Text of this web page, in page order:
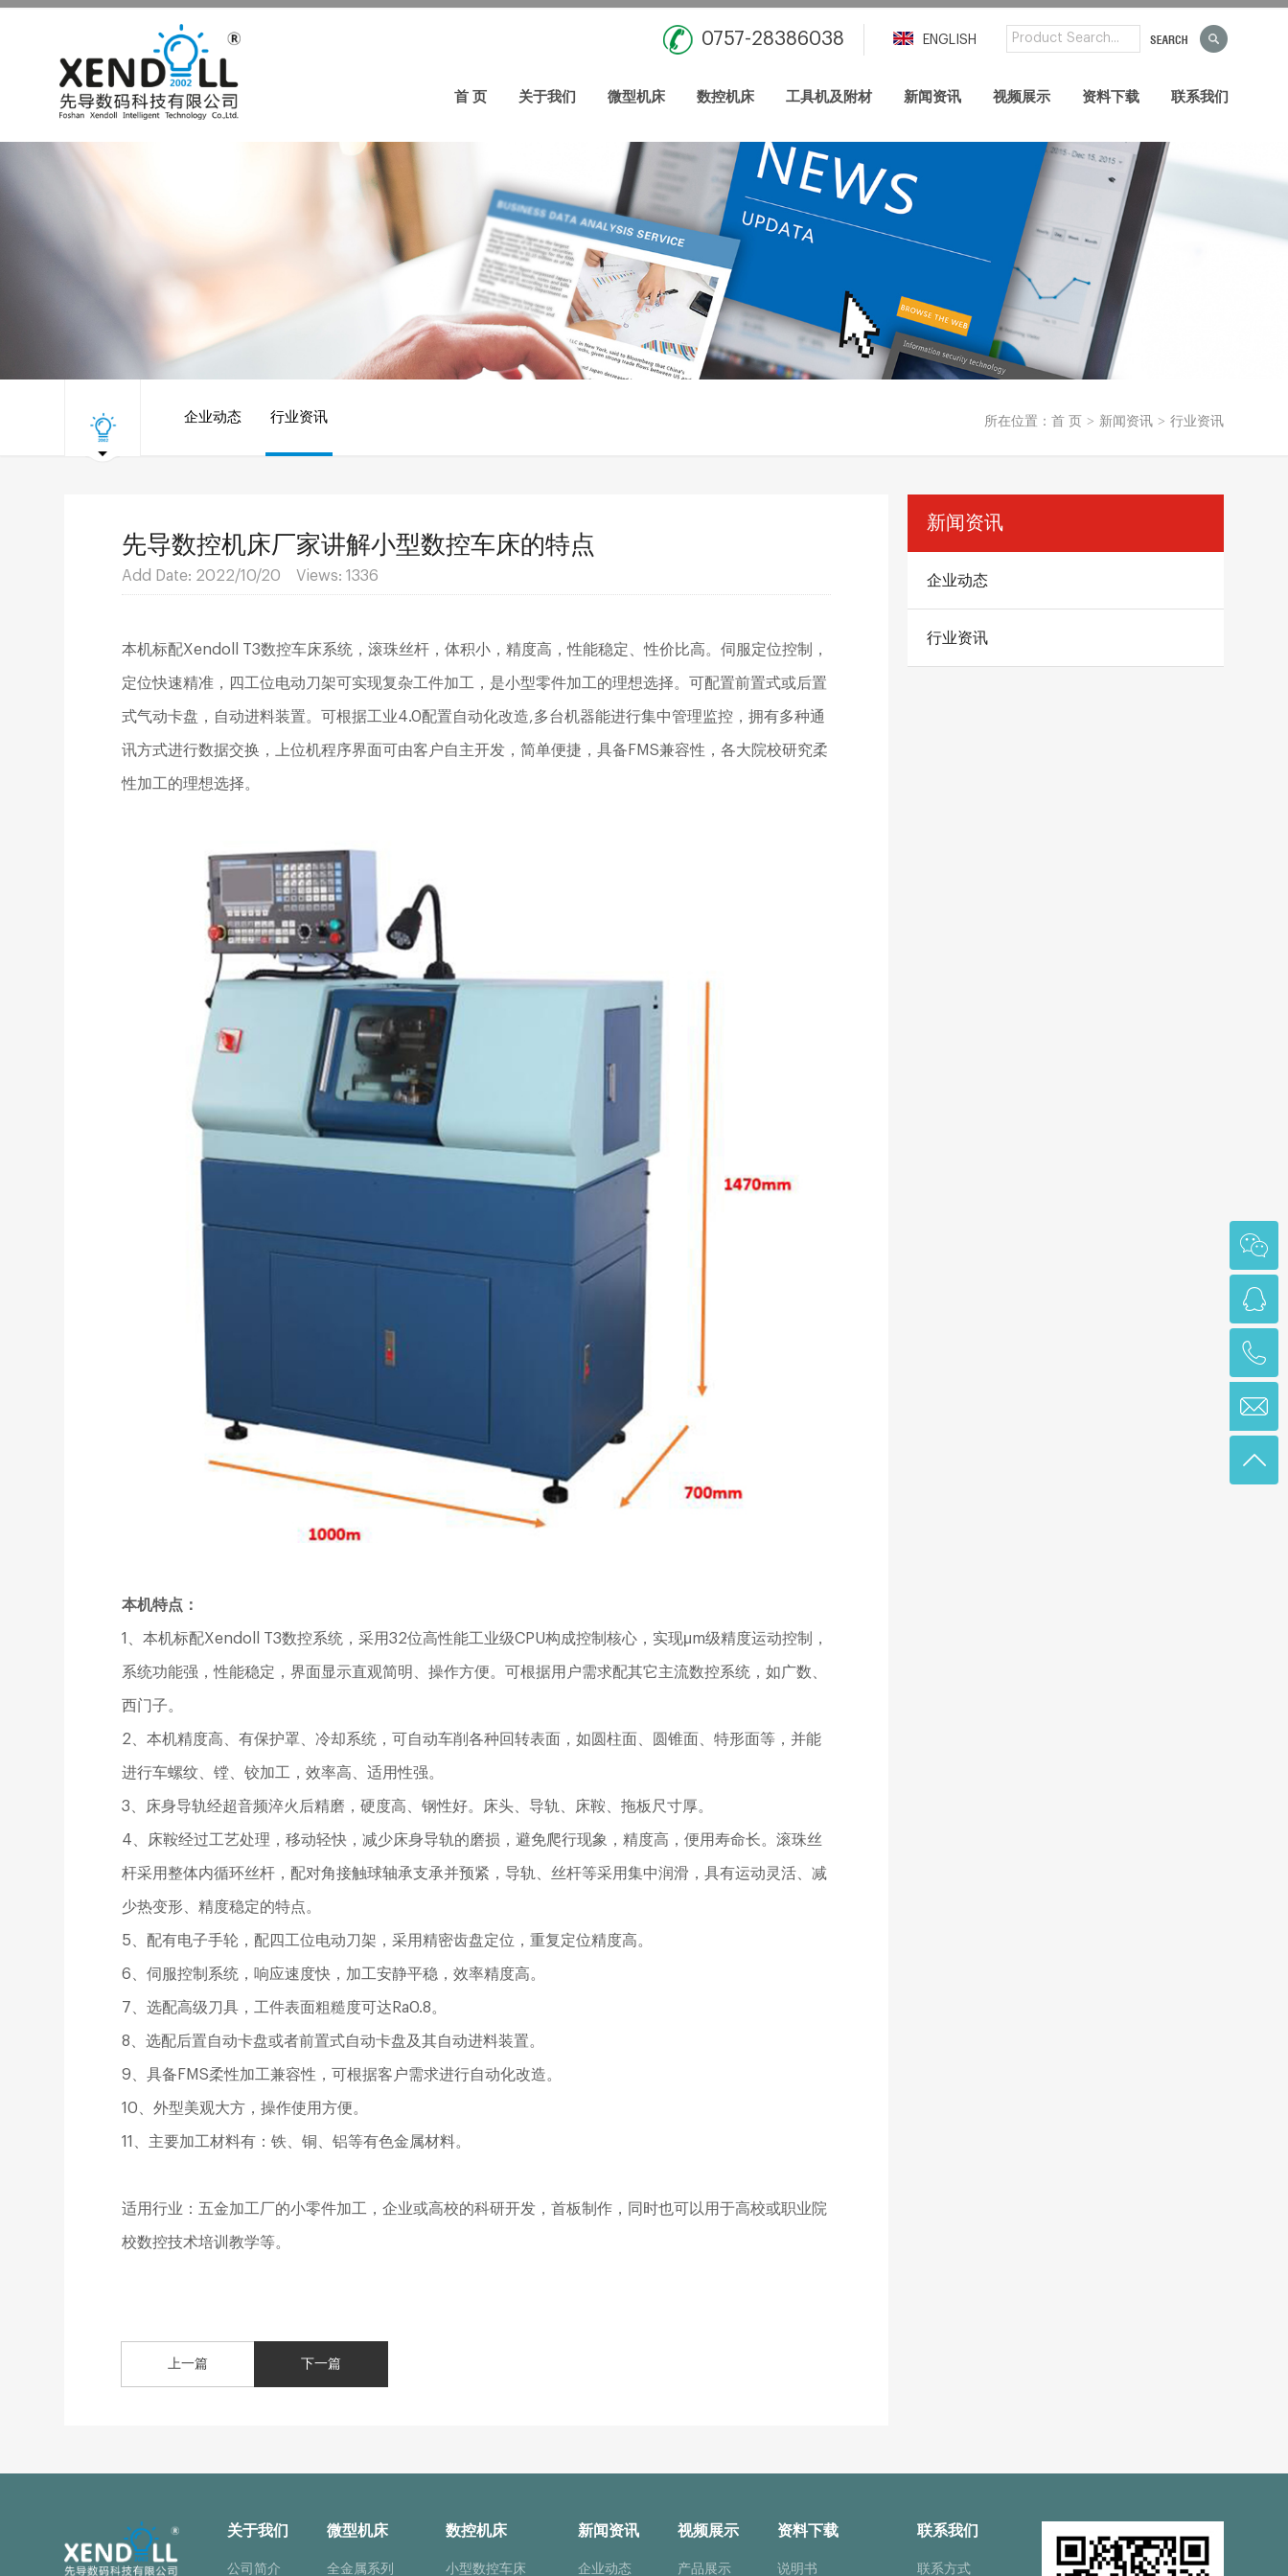
0757-28386038 ENGLISH
首 页 关于我们 微型机床 数控机床 工具机及附材 新闻资讯 视频展示 资料下载 联系我们
企业动态 行业资讯 所在位置： 首 页 > 新闻资讯 > 行业资讯
先导数控机床厂家讲解小型数控车床的特点
Add Date: 2022/10/20 Views:1336
本机标配Xendoll T3数控车床系统，滚珠丝杆，体积小，精度高，性能稳定、性价比高。伺服定位控制，
定位快速精准，四工位电动刀架可实现复杂工件加工，是小型零件加工的理想选择。可配置前置式或后置
式气动卡盘，自动进料装置。可根据工业4.0配置自动化改造,多台机器能进行集中管理监控，拥有多种通
讯方式进行数据交换，上位机程序界面可由客户自主开发，简单便捷，具备FMS兼容性，各大院校研究柔
性加工的理想选择。
本机特点：
1、本机标配Xendoll T3数控系统，采用32位高性能工业级CPU构成控制核心，实现μm级精度运动控制，
系统功能强，性能稳定，界面显示直观简明、操作方便。可根据用户需求配其它主流数控系统，如广数、
西门子。
2、本机精度高、有保护罩、冷却系统，可自动车削各种回转表面，如圆柱面、圆锥面、特形面等，并能
进行车螺纹、镗、铰加工，效率高、适用性强。
3、床身导轨经超音频淬火后精磨，硬度高、钢性好。床头、导轨、床鞍、拖板尺寸厚。
4、床鞍经过工艺处理，移动轻快，减少床身导轨的磨损，避免爬行现象，精度高，便用寿命长。滚珠丝
杆采用整体内循环丝杆，配对角接触球轴承支承并预紧，导轨、丝杆等采用集中润滑，具有运动灵活、减
少热变形、精度稳定的特点。
5、配有电子手轮，配四工位电动刀架，采用精密齿盘定位，重复定位精度高。
6、伺服控制系统，响应速度快，加工安静平稳，效率精度高。
7、选配高级刀具，工件表面粗糙度可达Ra0.8。
8、选配后置自动卡盘或者前置式自动卡盘及其自动进料装置。
9、具备FMS柔性加工兼容性，可根据客户需求进行自动化改造。
10、外型美观大方，操作使用方便。
11、主要加工材料有：铁、铜、铝等有色金属材料。
适用行业：五金加工厂的小零件加工，企业或高校的科研开发，首板制作，同时也可以用于高校或职业院
校数控技术培训教学等。
上一篇 下一篇
新闻资讯
企业动态
行业资讯
关于我们
公司简介
微型机床
全金属系列
数控机床
小型数控车床
新闻资讯
企业动态
视频展示
产品展示
资料下载
说明书
联系我们
联系方式